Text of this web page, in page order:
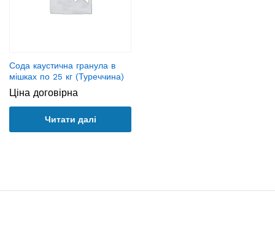
Сода каустична гранула в
мішках по 25 кг (Туреччина)
Ціна договірна
Читати далі